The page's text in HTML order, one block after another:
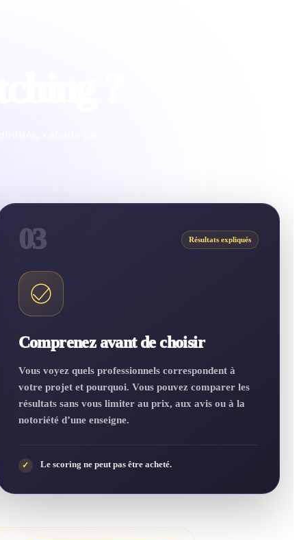
03 Résultats expliqués
Comprenez avant de choisir
Vous voyez quels professionnels correspondent à
votre projet et pourquoi. Vous pouvez comparer les
résultats sans vous limiter au prix, aux avis ou à la
notoriété d’une enseigne.
✓ Le scoring ne peut pas être acheté.